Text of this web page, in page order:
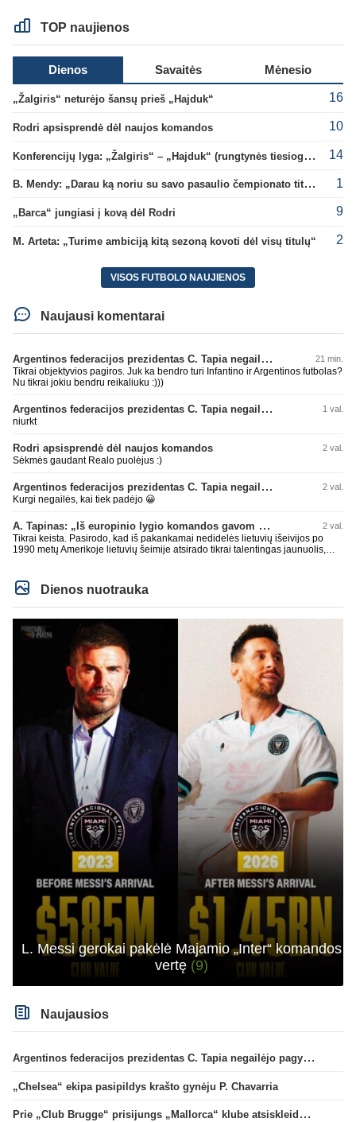
TOP naujienos
Dienos Savaitės Mėnesio
„Žalgiris“ neturėjo šansų prieš „Hajduk“ 16
Rodri apsisprendė dėl naujos komandos 10
Konferencijų lyga: „Žalgiris“ – „Hajduk“ (rungtynės tiesiogiai) 14
B. Mendy: „Darau ką noriu su savo pasaulio čempionato titulu“ 1
„Barca“ jungiasi į kovą dėl Rodri 9
M. Arteta: „Turime ambiciją kitą sezoną kovoti dėl visų titulų“ 2
VISOS FUTBOLO NAUJIENOS
Naujausi komentarai
Argentinos federacijos prezidentas C. Tapia negailėjo pagyrų G. Infantino 21 min.
Tikrai objektyvios pagiros. Juk ka bendro turi Infantino ir Argentinos futbolas?
Nu tikrai jokiu bendru reikaliuku :)))
Argentinos federacijos prezidentas C. Tapia negailėjo pagyrų G. Infantino 1 val.
niurkt
Rodri apsisprendė dėl naujos komandos 2 val.
Sėkmės gaudant Realo puolėjus :)
Argentinos federacijos prezidentas C. Tapia negailėjo pagyrų G. Infantino 2 val.
Kurgi negailės, kai tiek padėjo 😀
A. Tapinas: „Iš europinio lygio komandos gavom gerų pamokų“ 2 val.
Tikrai keista. Pasirodo, kad iš pakankamai nedidelės lietuvių išeivijos po
1990 metų Amerikoje lietuvių šeimije atsirado tikrai talentingas jaunuolis,
kovoje, dar ir antrame aukšte neblogai atrodantis, greitai priimantis
dažniausiai teisingus sprendimus, ir dar turintis neblogą greitį. O Lietuvoje
net tokie talentai ’uždera’ gal kartą per dešimtmetį ar du. Bet iš 1-2
Dienos nuotrauka
L. Messi gerokai pakėlė Majamio „Inter“ komandos
vertę (9)
Naujausios
Argentinos federacijos prezidentas C. Tapia negailėjo pagyrų G. Infantino
„Chelsea“ ekipa pasipildys krašto gynėju P. Chavarria
Prie „Club Brugge“ prisijungs „Mallorca“ klube atsiskleidęs J. Virgili